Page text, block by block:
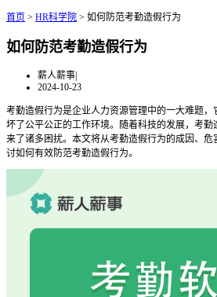
首页 > HR科学院 > 如何防范考勤造假行为
如何防范考勤造假行为
薪人薪事|
2024-10-23
考勤造假行为是企业人力资源管理中的一大难题
坏了公平公正的工作环境。随着科技的发展，考
来了诸多困扰。本文将从考勤造假行为的成因、
讨如何有效防范考勤造假行为。